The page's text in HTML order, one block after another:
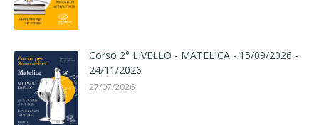
Corso 2° LIVELLO - MATELICA - 15/09/2026 -
24/11/2026
27/07/2026